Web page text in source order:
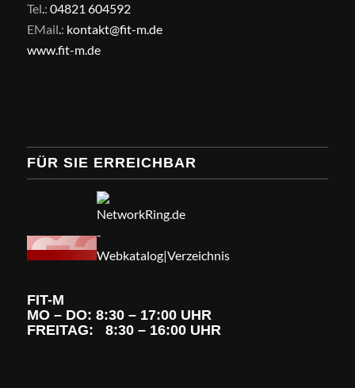
Tel.: 04821 604592
EMail.: kontakt@fit-m.de
www.fit-m.de
FÜR SIE ERREICHBAR
FIT-M
MO – DO: 8:30 – 17:00 UHR
FREITAG: 8:30 – 16:00 UHR